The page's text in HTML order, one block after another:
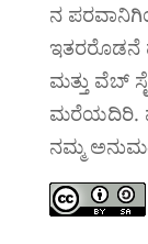
ನ
ಇತರರೊಡನೆ
ಮತ್ತು ವೆಬ್
ಮರೆಯದಿರಿ.
ನಮ್ಮ